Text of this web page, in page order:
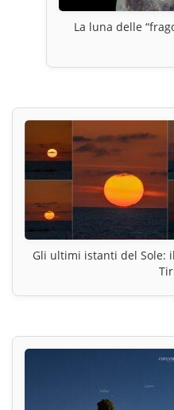
La luna delle
Gli ultimi istanti del Sole: